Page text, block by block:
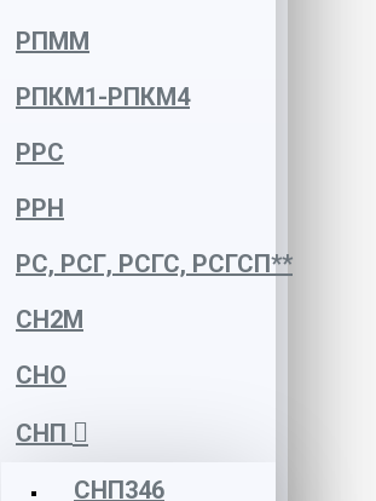
РПММ
РПКМ1-РПКМ4
РРС
РРН
РС, РСГ, РСГС, РСГСП**
СН2М
СНО
СНП
СНП346